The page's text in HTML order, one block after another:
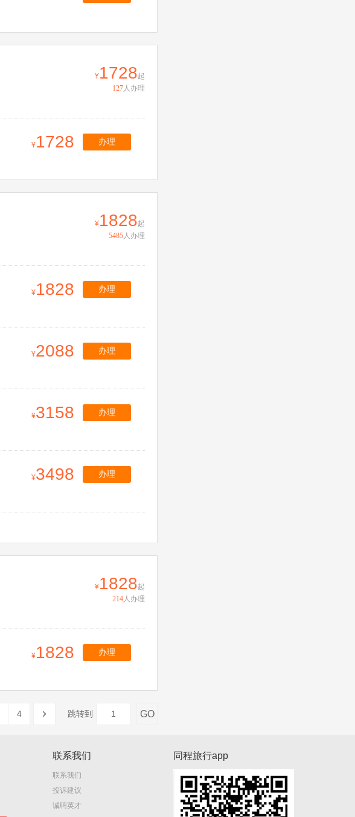
1728起
127人办理
1728 办理
1828起
5485人办理
1828 办理
2088 办理
3158 办理
3498 办理
1828起
214人办理
1828 办理
4 跳转到 GO
联系我们
联系我们
投诉建议
诚聘英才
同程旅行app